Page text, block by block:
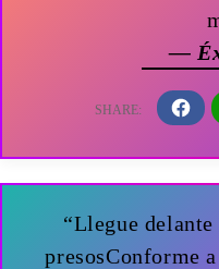
—
“Llegue
presosConforme